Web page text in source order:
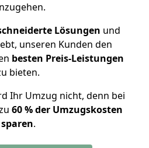
Lösungen und
unseren Kunden den
besten Preis-Leistungen
bieten.
Ihr Umzug nicht, denn bei
60 % der Umzugskosten
sparen.